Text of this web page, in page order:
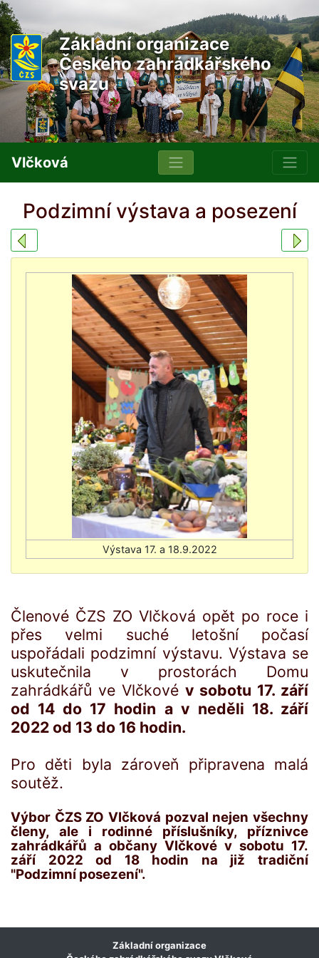
Základní organizace
Českého zahrádkářského
svazu
Vlčková
Podzimní výstava a posezení
Členové ČZS ZO Vlčková opět po roce i
přes velmi suché letošní počasí
uspořádali podzimní výstavu. Výstava se
uskutečnila v prostorách Domu
zahrádkářů ve Vlčkové v sobotu 17. září
od 14 do 17 hodin a v neděli 18. září
2022 od 13 do 16 hodin.
Pro děti byla zároveň připravena malá
soutěž.
Výbor ČZS ZO Vlčková pozval nejen všechny
členy, ale i rodinné příslušníky, příznivce
zahrádkářů a občany Vlčkové v sobotu 17.
září2022 od 18 hodin na již tradiční
"Podzimní posezení".
Základní organizace